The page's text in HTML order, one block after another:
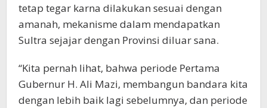
tetap tegar karna dilakukan sesuai dengan
amanah, mekanisme dalam mendapatkan
Sultra sejajar dengan Provinsi diluar sana.
“Kita pernah lihat, bahwa periode Pertama
Gubernur H. Ali Mazi, membangun bandara kita
dengan lebih baik lagi sebelumnya, dan periode